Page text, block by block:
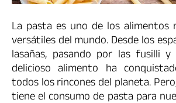
La pasta es uno de los alimentos
versátiles del mundo. Desde los
lasañas, pasando por las fusilli
delicioso alimento ha
todos los rincones del planeta.
tiene el consumo de pasta para